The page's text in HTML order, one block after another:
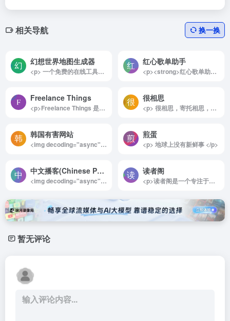
相关导航 换一换
幻想世界地图生成器
<p> 一个免费的在线工具，旨在帮助用户轻松创建和编辑幻想世界地图。 </p>
红心歌单助手
<p><strong>红心歌单助手介绍</strong></p><p>红心歌单助手是一款便捷的工具，旨在帮助用户轻松迁移他们的歌单至各大音乐平台。无论您是想在网易云音乐、QQ音乐、酷狗音乐、酷我音乐、咪咕音乐、波点音乐、Spotify还是Apple Music之间切换，红心歌单助手都能为您提供无缝的迁移体验，让您自由选择自己喜欢的音乐平台。此外，您还可以通过关注公众号「红心歌单助手」，享受更加便捷的歌单迁移服务。</p><p><strong> 红心歌单助手支持的音乐平台</strong></p><p>红心歌单助手支持多种主流音乐平台的歌单迁移，包括但不限于：网易云音乐、QQ音乐、酷狗音乐、酷我音乐、咪咕音乐、波点音乐、Spotify、Apple Music、YouTube（即将上线）</p><p>通过这些平台，用户可以轻松将自己喜爱的歌单迁移到其他平台，确保音乐体验的连续性和多样性。</p><img decoding="async" data-src="//www.40000.net/wp-content/uploads/2024/12/20241215075512-675e8b60937c6.webp" src="https://www.40000.net/wp-content/themes/onenav/images/t.png" alt="红心歌单助手"><p><strong> 红心歌单助手使用注意事项</strong></p><p>需要注意的是，免费用户在使用红心歌单助手进行迁移时，每个歌单只能迁移前300首歌曲。这一限制旨在为用户提供基本的迁移服务，同时也鼓励用户体验更多的功能和服务。</p><p>红心歌单助手为音乐爱好者提供了一个高效、便捷的解决方案，使得在不同音乐平台之间管理和迁移歌单变得轻而易举。无论您是想要尝试新的音乐平台，还是希望将自己喜爱的歌单分享给朋友，红心歌单助手都能满足您的需求。</p>
Freelance Things
<p>Freelance Things 是一个专为自由职业者精心打造的资源整合平台，致力于为踏上自由职业之旅的人们提供全面而实用的支持。在成为自由职业者的过程中，你可能会感到迷茫和不安，因为这往往意味着从零开始重新塑造自己的职业生涯，而 Freelance Things 则为这一充满挑战的旅程提供了坚实的助力。</p><p>该平台汇集了一系列专为自由职业者设计的高价值资源，包括实用的文章、启发思维的书籍、灵感丰富的播客、经验分享的社区，以及提升工作效率的各种工具。无论你是刚起步的新手，还是希望进一步发展的经验丰富者，Freelance Things 都能为你提供切实可行的建议和策略，帮助你在竞争激烈的自由职业市场中找到属于自己的位置。</p><p>通过这些资源，用户可以学习如何有效管理时间、寻找客户、建立个人品牌，以及应对自由职业中的不确定性。这些知识和工具不仅能让自由职业的过渡过程更加平稳，也能帮助你在新的职业道路上更快地迈向成功。Freelance Things 是每位自由职业者都值得关注的宝贵资源库，是助你成长和发展的可靠伙伴。</p><img decoding="async" data-src="//www.40000.net/wp-content/uploads/2024/12/20241215075408-675e8b20a1fc0.webp" src="https://www.40000.net/wp-content/themes/onenav/images/t.png" alt="Freelance Things">
很相思
<p> 很相思，寄托相思，在线放一盏孔明灯 </p>
韩国有害网站
<img decoding="async" data-src="//www.40000.net/wp-content/uploads/2024/12/20241215075715-675e8bdbdb826.png" src="https://www.40000.net/wp-content/themes/onenav/images/t.png" alt="韩国有害网站"><p>有网友分享了一个关于韩国有害信息网站的列表，之前在使用科学上网时（连接到韩国节点）我才意识到原来韩国也有类似“墙”的存在。不过与中国的网络审查方式不同，韩国的网络防护机制并不是直接重置连接，而是会将访问有害网站的用户引导到一个警告页面，提示他们该网站是被禁止的。</p><p><span style="color: #ff0000">在GitHub上有人整理并分享了一个包含1100多个被认定为有害网站的清单。</span>经过查看，大部分网站涉及涩情内容，此外也有一些D博、虚假广告以及侵犯版权的网站等。这些网站都是在全球范围内比较知名，访问量较大的网站。为了你的身心健康，请你主动避开！<span style="color: #ff0000">你也不要打开🪜🪜🪜</span>。</p><p>这个列表的每个分类下都提供了相关负责部门的联系方式，用户可以通过电话进行举报或申诉。如果你在互联网行业工作，建议将这些信息收藏起来。在制定屏蔽列表时，可以将这些有害网站加入其中，以免让其他人上当受骗，确保网络环境更加安全。</p><p>打不开GitHub的可以从这里下载：</p><div id="f_sha1" style="background-color: #c2ecb2;border-radius: 3px;padding: 13px;font-size: 14px;margin: 15px 0px;text-align: left;color: #3f3f3f;font-family: Arial, 微软雅黑, 宋体, 新宋体, sans-serif;font-style: normal;font-weight: 400;letter-spacing: normal;text-indent: 0px;text-transform: none">https://wwex.lanzout.com/iYeWg2cmqueh<p> </div>
煎蛋
<p> 地球上没有新鲜事 </p>
中文播客(Chinese Podcast)
<img decoding="async" data-src="//www.40000.net/wp-content/uploads/2024/12/20241215075344-675e8b08b999d.webp" src="https://www.40000.net/wp-content/themes/onenav/images/t.png" alt="中文播客(Chinese Podcast)"><p>Hubbub 是一个专注于全球中文播客的在线平台，致力于收集和展示来自世界各地的中文播客内容，也被称为线上有声节目。该平台汇总了丰富多样的播客节目，用户可以通过搜索功能轻松找到感兴趣的内容。</p><p>目前，Hubbub 已收录了超过 53,824 个播客和 4,606,052 集播客节目，涵盖了广泛的主题和领域。无论是文化、科技、教育、娱乐还是社会热点，Hubbub 都能为用户提供多元化的视角和见解，让人们更深入地了解和认识喧嚣的中文世界。</p><p>Hubbub 的设计旨在提升用户体验，用户可以方便地浏览、收听和分享自己喜欢的播客节目。通过这个平台，听众不仅能够获取丰富的信息和观点，还能与其他播客爱好者互动，分享自己的听后感受。无论你是播客新手还是资深听众，Hubbub 都是一个不可或缺的资源，让你在中文播客的海洋中畅游。</p>
读者阁
<p>读者阁是一个专注于《读者》杂志免费在线阅读和下载的平台，为广大读者爱好者提供了便捷的资源获取渠道。网站提供《读者》杂志的 PDF 电子版，可供用户在线阅读或免费下载，帮助喜爱《读者》的朋友轻松享受这一经典杂志的优质内容。</p><p>无需注册或登录，用户只需打开网站即可直接访问所需资源，体现了平台以用户体验为核心的设计理念。读者阁始终秉承“用爱发电”的初衷，不断更新《读者》杂志的最新信息和往期资源，致力于为广大读者打造一个知识分享与文化传播的开放空间。</p><p>所有资源均通过 Alist 网盘进行分享，提供了高效且稳定的下载体验。无论是想随时随地在线阅读，还是保存电子版以便离线查阅，读者阁都能满足不同用户的需求。作为一个免费公益性平台，读者阁为传播优质文化内容贡献了自己的力量，是《读者》爱好者不可错过的宝贵资源库。</p><img decoding="async" data-src="//www.40000.net/wp-content/uploads/2024/12/20241215075405-675e8b1d19a23.webp" src="https://www.40000.net/wp-content/themes/onenav/images/t.png" alt="读者阁">
暂无评论